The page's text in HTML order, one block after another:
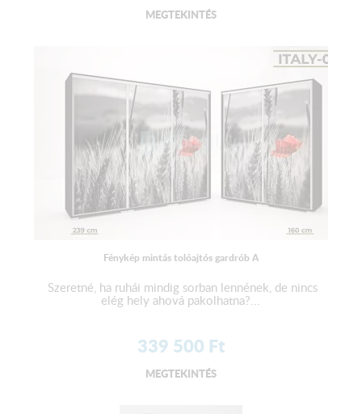
MEGTEKINTÉS
Fénykép mintás tolóajtós gardrób A
Szeretné, ha ruhái mindig sorban lennének, de nincs
elég hely ahová pakolhatna?...
339 500 Ft
MEGTEKINTÉS